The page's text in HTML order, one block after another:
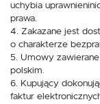
uchybia
prawa.
4. Zakazane jest
o charakterze
5. Umowy
polskim.
6. Kupujący
faktur